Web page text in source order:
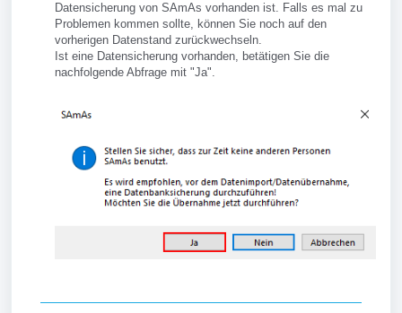
Datensicherung von SAmAs vorhanden ist. Falls es mal zu
Problemen kommen sollte, können Sie noch auf den
vorherigen Datenstand zurückwechseln.
Ist eine Datensicherung vorhanden, betätigen Sie die
nachfolgende Abfrage mit "Ja".